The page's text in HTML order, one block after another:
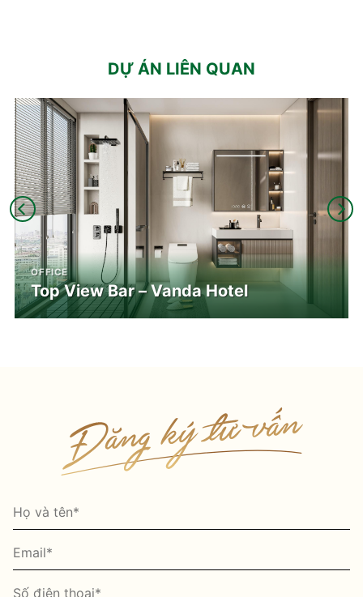
DỰ ÁN LIÊN QUAN
OFFICE
Top View Bar – Vanda Hotel